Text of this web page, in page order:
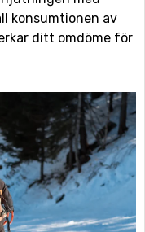
konsumtionen av
ditt omdöme för